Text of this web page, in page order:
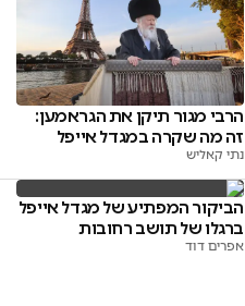
הרבי מגור תיקן את הגראמען:
זה מה שקרה במגדל אייפל
נתי קאליש
הביקור המפתיע של מגדל אייפל
ברגלו של תושב רחובות
אפרים דוד